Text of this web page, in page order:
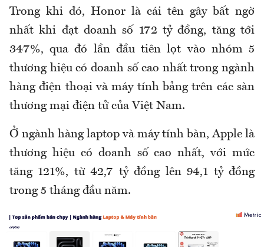
Trong khi đó, Honor là cái tên gây bất ngờ
nhất khi đạt doanh số 172 tỷ đồng, tăng tới
347%, qua đó lần đầu tiên lọt vào nhóm 5
thương hiệu có doanh số cao nhất trong ngành
hàng điện thoại và máy tính bảng trên các sàn
thương mại điện tử của Việt Nam.
Ở ngành hàng laptop và máy tính bàn, Apple là
thương hiệu có doanh số cao nhất, với mức
tăng 121%, từ 42,7 tỷ đồng lên 94,1 tỷ đồng
trong 5 tháng đầu năm.